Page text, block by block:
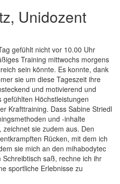
Unidozent
gefühlt nicht vor 10.00 Uhr
Training mittwochs morgens
sein könnte. Es konnte, dank
sie um diese Tageszeit ihre
und motivierend und
Höchstleistungen
Krafttraining. Dass Sabine Striedl
und -inhalte
sie zudem aus. Den
Rücken, mit dem ich
sie mich an den mihabodytec
saß, rechne ich ihr
sportliche Erlebnisse zu